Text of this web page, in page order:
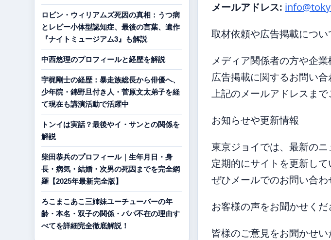
メールアドレス:
取材依頼や広告掲載につい
メディア関係者の方や企業
広告掲載に関するお問い
上記のメールアドレスまで
お知らせや更新情報
東京ジョイでは、最新のニ
定期的にサイトを更新して
ぜひメールでのお問い合わ
お客様の声をお聞かせくだ
皆様のご意見をお聞かせい
ロビン・ウィリアムズ死因の真相：うつ病
とレビー小体型認知症、最後の言葉、遺作
『ナイトミュージアム3』も解説
中西悠理のプロフィールと経歴を解説
宇梶剛士の経歴：暴走族総長から俳優へ、
少年院・錦野旦付き人・菅原文太弟子を経
て現在も講演活動で活躍中
トンイは実話？最後やイ・サンとの関係を
解説
柴田恭兵のプロフィール｜生年月日・身
長・病気・結婚・次男の死因までを完全網
羅【2025年最新完全版】
ろこまこあこ三姉妹ユーチューバーの年
齢・本名・双子の関係・パパ不在の理由す
べてを詳細完全徹底解説！